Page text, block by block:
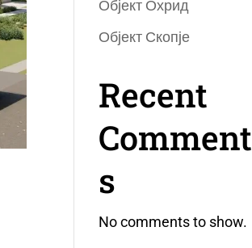
Објект Охрид
Објект Скопје
Recent
Comment
s
No comments to show.